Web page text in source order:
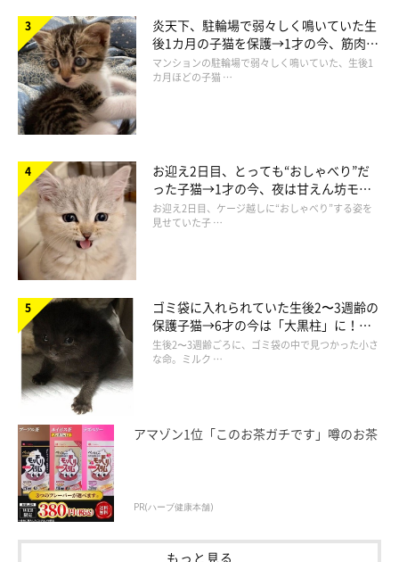
るゴジラを見るたびに、胸がキュンとなってしまう自分がいまし
た。
孤高の存在のゴジラも可愛く見えてくる…！！！！
たまちゃん本日の一言
炎天下、駐輪場で弱々しく鳴いていた生
後1カ月の子猫を保護→1才の今、筋肉質
でツンデレなコに成長
マンションの駐輪場で弱々しく鳴いていた、生後1
カ月ほどの子猫 …
お迎え2日目、とっても“おしゃべり”だ
った子猫→1才の今、夜は甘えん坊モー
ドになるコに成長！
お迎え2日目、ケージ越しに“おしゃべり”する姿を
見せていた子 …
ゴミ袋に入れられていた生後2〜3週齢の
保護子猫→6才の今は「大黒柱」に！
美しい黒猫に成長した姿にグッとくる
生後2〜3週齢ごろに、ゴミ袋の中で見つかった小さ
な命。ミルク …
アマゾン1位「このお茶ガチです」噂のお茶
PR(ハーブ健康本舗)
もっと見る